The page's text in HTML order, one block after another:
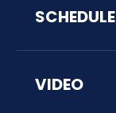
SCHEDULE
VIDEO